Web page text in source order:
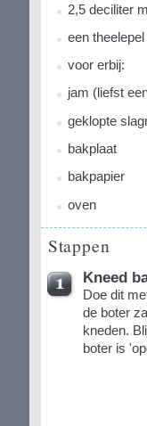
2,5 deciliter
een
voor erbij:
jam (liefst
geklopte
bakplaat
bakpapier
oven
Stappen
Kneed
Doe dit
de boter
kneden.
boter is